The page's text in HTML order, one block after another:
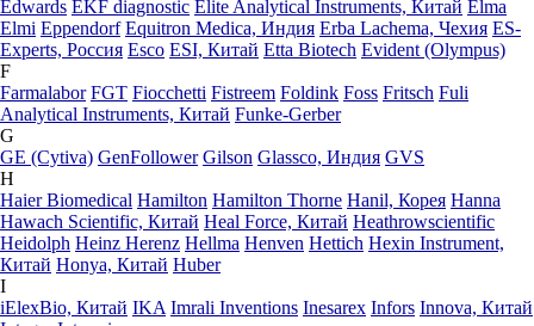
Edwards EKF diagnostic Elite Analytical Instruments, Китай Elma
Elmi Eppendorf Equitron Medica, Индия Erba Lachema, Чехия ES-
Experts, Россия Esco ESI, Китай Etta Biotech Evident (Olympus)
F
Farmalabor FGT Fiocchetti Fistreem Foldink Foss Fritsch Fuli
Analytical Instruments, Китай Funke-Gerber
G
GE (Cytiva) GenFollower Gilson Glassco, Индия GVS
H
Haier Biomedical Hamilton Hamilton Thorne Hanil, Корея Hanna
Hawach Scientific, Китай Heal Force, Китай Heathrowscientific
Heidolph Heinz Herenz Hellma Henven Hettich Hexin Instrument,
Китай Honya, Китай Huber
I
iElexBio, Китай IKA Imrali Inventions Inesarex Infors Innova, Китай